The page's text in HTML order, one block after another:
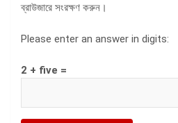
ব্রাউজারে সংরক্ষণ করুন।
Please enter an answer in digits:
2 + five =